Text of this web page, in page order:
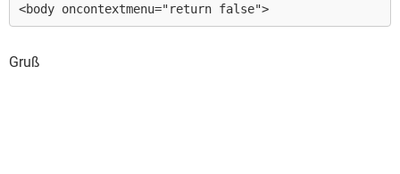
<body oncontextmenu="return false">
Gruß